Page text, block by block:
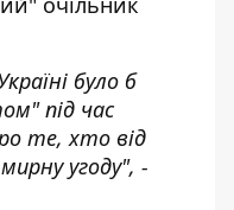
було б
під час
те, хто від
угоду", -